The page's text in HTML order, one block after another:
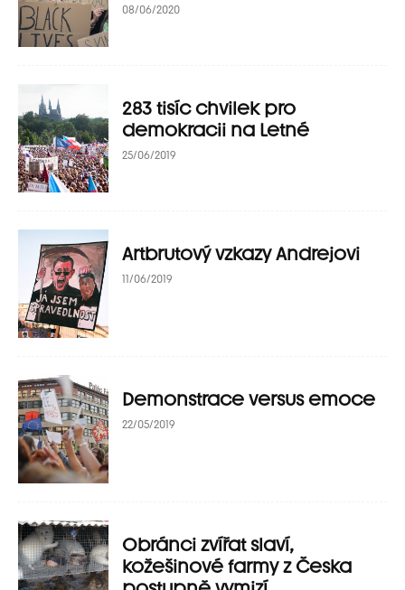
08/06/2020
283 tisíc chvilek pro
demokracii na Letné
25/06/2019
Artbrutový vzkazy Andrejovi
11/06/2019
Demonstrace versus emoce
22/05/2019
Obránci zvířat slaví,
kožešinové farmy z Česka